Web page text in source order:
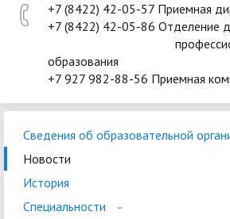
+7 (8422) 42-05-57 Приемная
+7 (8422) 42-05-86
образования
+7 927 982-88-56 Приемная
Сведения об образовательной
Новости
История
Специальности